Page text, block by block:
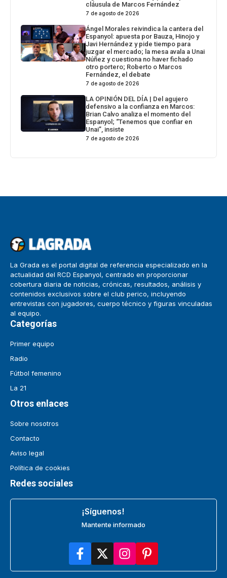
cláusula de Marcos Fernández
7 de agosto de 2026
Ángel Morales reivindica la cantera del
Espanyol: apuesta por Bauza, Hinojo y
Javi Hernández y pide tiempo para
juzgar el mercado; la mesa avala a Unai
Núñez y cuestiona no haver fichado
otro portero; Roberto o Marcos
Fernández, el debate
7 de agosto de 2026
LA OPINIÓN DEL DÍA | Del agujero
defensivo a la confianza en Marcos:
Brian Calvo analiza el momento del
Espanyol; “Tenemos que confiar en
Unai”, insiste
7 de agosto de 2026
La Grada es el portal digital de referencia especializado en la
actualidad del RCD Espanyol, centrado en proporcionar
cobertura diaria de noticias, crónicas, resultados, análisis y
contenidos exclusivos sobre el club perico, incluyendo
entrevistas con jugadores, cuerpo técnico y figuras vinculadas
al equipo.
Categorías
Primer equipo
Radio
Fútbol femenino
La 21
Otros enlaces
Sobre nosotros
Contacto
Aviso legal
Política de cookies
Redes sociales
¡Síguenos!
Mantente informado